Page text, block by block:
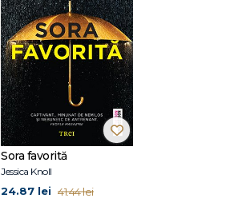
Sora favorită
Jessica Knoll
24.87 lei 41.44 lei